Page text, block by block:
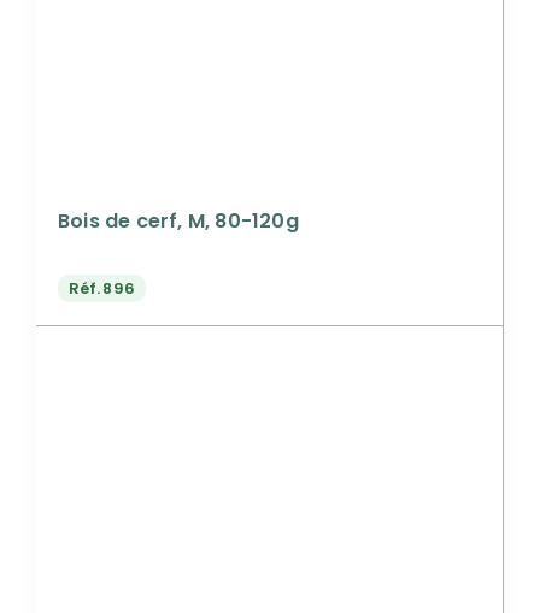
Bois de cerf, M, 80-120g
Réf.896